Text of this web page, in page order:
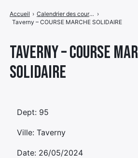
Taverny – COURSE
SOLIDAIRE
Accueil › Calendrier des courses ›
Taverny – COURSE MARCHE SOLIDAIRE
Dept: 95
Ville: Taverny
Date: 26/05/2024
de
menu
de
de